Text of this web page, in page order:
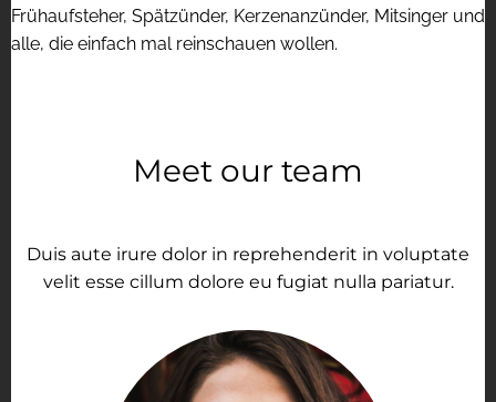
Frühaufsteher, Spätzünder, Kerzenanzünder, Mitsinger und
alle, die einfach mal reinschauen wollen.
Meet our team
Duis aute irure dolor in reprehenderit in voluptate
velit esse cillum dolore eu fugiat nulla pariatur.